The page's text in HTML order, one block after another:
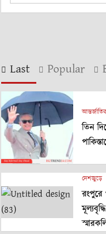
Last Popular
তিন
দেশজুড়ে
রংপুরে